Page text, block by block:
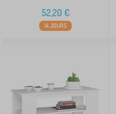
52,20 €
14 JOURS